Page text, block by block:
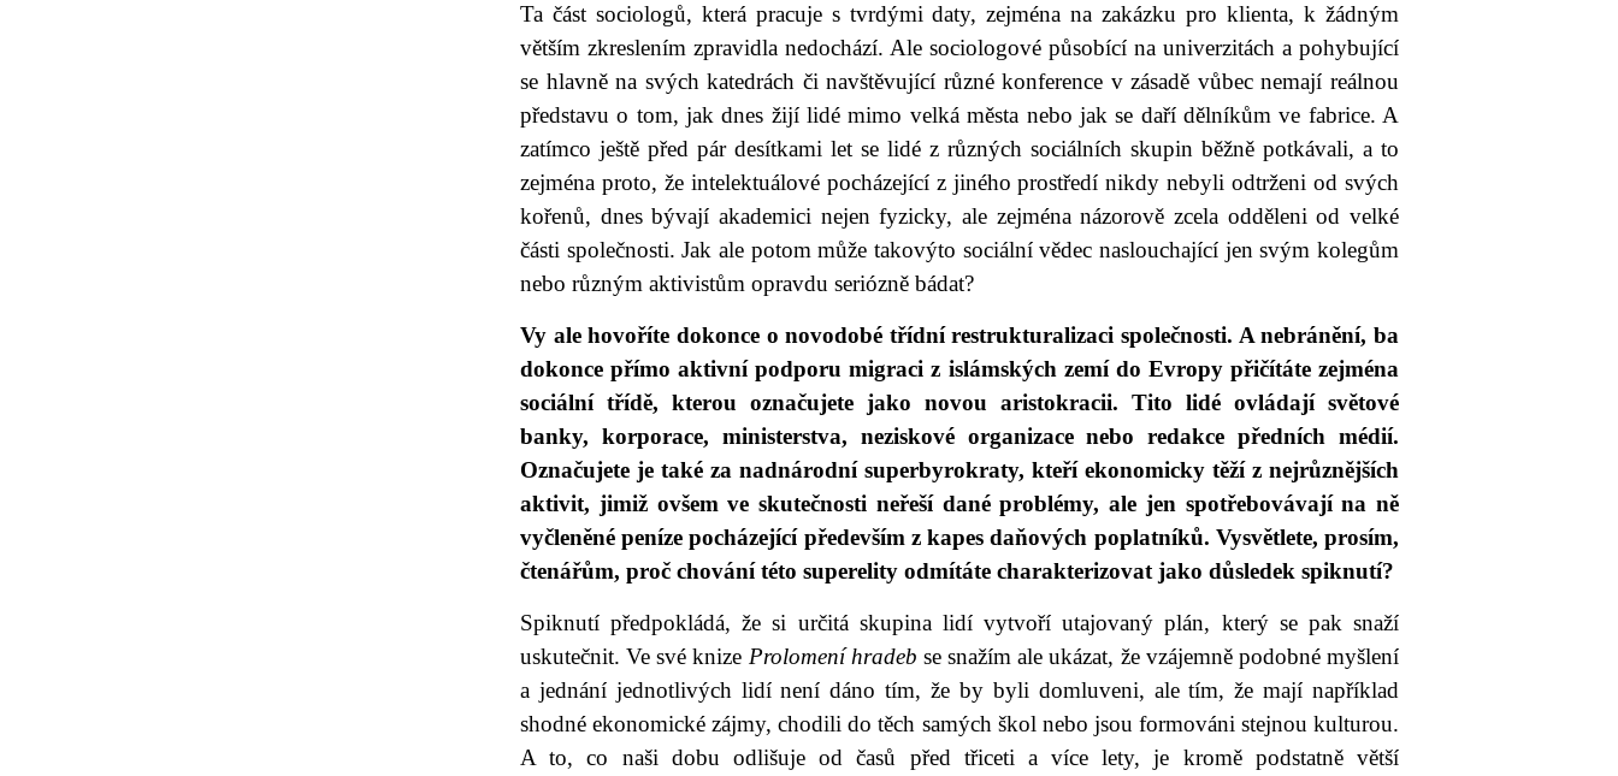
Ta část sociologů, která pracuje s tvrdými daty, zejména na zakázku pro klienta, k žádným
větším zkreslením zpravidla nedochází. Ale sociologové působící na univerzitách a pohybující
se hlavně na svých katedrách či navštěvující různé konference v zásadě vůbec nemají reálnou
představu o tom, jak dnes žijí lidé mimo velká města nebo jak se daří dělníkům ve fabrice. A
zatímco ještě před pár desítkami let se lidé z různých sociálních skupin běžně potkávali, a to
zejména proto, že intelektuálové pocházející z jiného prostředí nikdy nebyli odtrženi od svých
kořenů, dnes bývají akademici nejen fyzicky, ale zejména názorově zcela odděleni od velké
části společnosti. Jak ale potom může takovýto sociální vědec naslouchající jen svým kolegům
nebo různým aktivistům opravdu seriózně bádat?
Vy ale hovoříte dokonce o novodobé třídní restrukturalizaci společnosti. A nebránění, ba
dokonce přímo aktivní podporu migraci z islámských zemí do Evropy přičítáte zejména
sociální třídě, kterou označujete jako novou aristokracii. Tito lidé ovládají světové
banky, korporace, ministerstva, neziskové organizace nebo redakce předních médií.
Označujete je také za nadnárodní superbyrokraty, kteří ekonomicky těží z nejrůznějších
aktivit, jimiž ovšem ve skutečnosti neřeší dané problémy, ale jen spotřebovávají na ně
vyčleněné peníze pocházející především z kapes daňových poplatníků. Vysvětlete, prosím,
čtenářům, proč chování této superelity odmítáte charakterizovat jako důsledek spiknutí?
Spiknutí předpokládá, že si určitá skupina lidí vytvoří utajovaný plán, který se pak snaží
uskutečnit. Ve své knize Prolomení hradeb se snažím ale ukázat, že vzájemně podobné myšlení
a jednání jednotlivých lidí není dáno tím, že by byli domluveni, ale tím, že mají například
shodné ekonomické zájmy, chodili do těch samých škol nebo jsou formováni stejnou kulturou.
A to, co naši dobu odlišuje od časů před třiceti a více lety, je kromě podstatně větší